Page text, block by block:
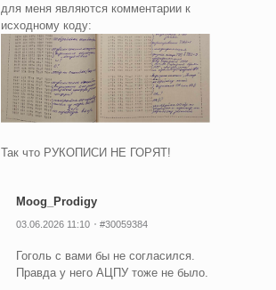
для меня являются комментарии к
исходному коду:
Так что РУКОПИСИ НЕ ГОРЯТ!
Moog_Prodigy
03.06.2026 11:10 #30059384
Гоголь с вами бы не согласился.
Правда у него АЦПУ тоже не было.